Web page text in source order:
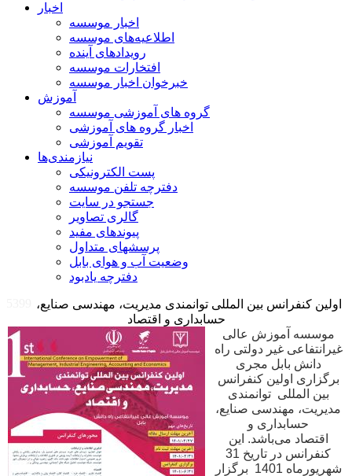
اخبار
اخبار موسسه
اطلاعیه‌های موسسه
رویدادهای آینده
افتخارات موسسه
خبرخوان اخبار موسسه
آموزش
گروه های آموزشی موسسه
اخبار گروه های آموزشی
تقویم آموزشی
نیازمندی‌ها
پست الکترونیکی
دفترچه تلفن موسسه
جستجو در سایت
گالری تصاویر
پیوندهای مفید
پرسشهای متداول
وضعیت آب و هوای بابل
دفترچه یادبود
اولین کنفرانس بین المللی توانمندی مدیریت، مهندسی صنایع،
حسابداری و اقتصاد
موسسه آموزش عالی
غیرانتفاعی غیر دولتی راه
دانش بابل مجری
برگزاری اولین کنفرانس
بین المللی توانمندی
مدیریت، مهندسی صنایع،
حسابداری و
اقتصاد می‌باشد. این
کنفرانس در تاریخ 31
شهریورماه 1401 برگزار